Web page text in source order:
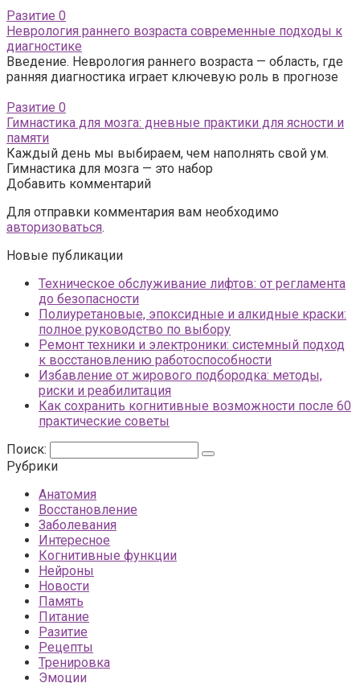
Разитие 0
Неврология раннего возраста современные подходы к
диагностике
Введение. Неврология раннего возраста — область, где
ранняя диагностика играет ключевую роль в прогнозе
Разитие 0
Гимнастика для мозга: дневные практики для ясности и
памяти
Каждый день мы выбираем, чем наполнять свой ум.
Гимнастика для мозга — это набор
Добавить комментарий
Для отправки комментария вам необходимо
авторизоваться.
Новые публикации
Техническое обслуживание лифтов: от регламента
до безопасности
Полиуретановые, эпоксидные и алкидные краски:
полное руководство по выбору
Ремонт техники и электроники: системный подход
к восстановлению работоспособности
Избавление от жирового подбородка: методы,
риски и реабилитация
Как сохранить когнитивные возможности после 60
практические советы
Поиск:
Рубрики
Анатомия
Восстановление
Заболевания
Интересное
Когнитивные функции
Нейроны
Новости
Память
Питание
Разитие
Рецепты
Тренировка
Эмоции